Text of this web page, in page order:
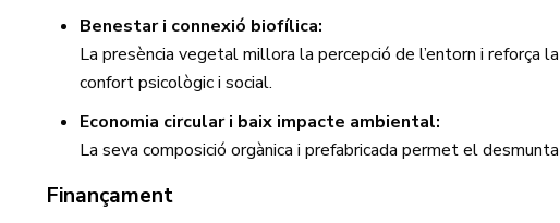
Benestar i connexió biofílica:
La presència vegetal millora la percepció de l’entorn i
confort psicològic i social.
Economia circular i baix impacte ambiental:
La seva composició orgànica i prefabricada permet el
Finançament